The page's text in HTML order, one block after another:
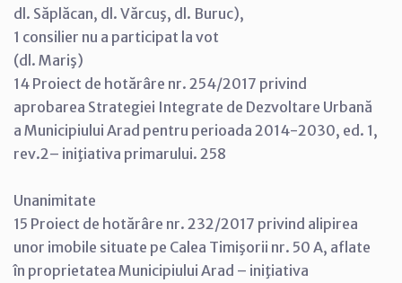
dl. Săplăcan, dl. Vărcuş, dl. Buruc),
1 consilier nu a participat la vot
(dl. Mariş)
14 Proiect de hotărâre nr. 254/2017 privind
aprobarea Strategiei Integrate de Dezvoltare Urbană
a Municipiului Arad pentru perioada 2014-2030, ed. 1,
rev.2– iniţiativa primarului. 258
Unanimitate
15 Proiect de hotărâre nr. 232/2017 privind alipirea
unor imobile situate pe Calea Timişorii nr. 50 A, aflate
în proprietatea Municipiului Arad – iniţiativa